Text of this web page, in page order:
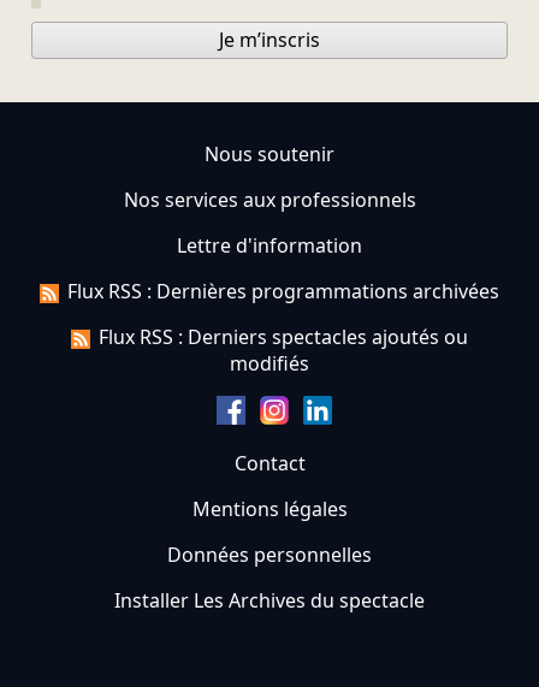
Je m’inscris
Nous soutenir
Nos services aux professionnels
Lettre d'information
Flux RSS : Dernières programmations archivées
Flux RSS : Derniers spectacles ajoutés ou
modifiés
Contact
Mentions légales
Données personnelles
Installer Les Archives du spectacle